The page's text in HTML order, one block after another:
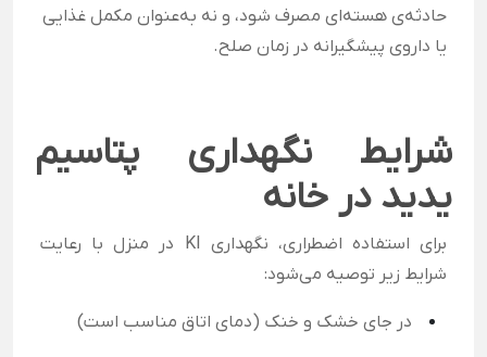
حادثه‌ی هسته‌ای مصرف شود، و نه به‌عنوان مکمل غذایی
یا داروی پیشگیرانه در زمان صلح.
شرایط نگهداری پتاسیم
یدید در خانه
برای استفاده اضطراری، نگهداری KI در منزل با رعایت
شرایط زیر توصیه می‌شود:
در جای خشک و خنک (دمای اتاق مناسب است)